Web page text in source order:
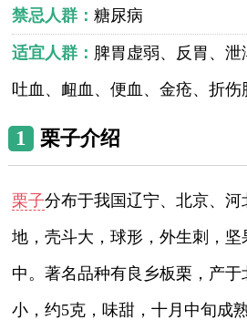
禁忌人群：糖尿病
适宜人群： 脾胃虚弱、反胃、泄
吐血、衄血、便血、金疮、折
1 栗子介绍
栗子分布于我国辽宁、北京、
地，壳斗大，球形，外生刺，坚
中。著名品种有良乡板栗，产
小，约5克，味甜，十月中旬成